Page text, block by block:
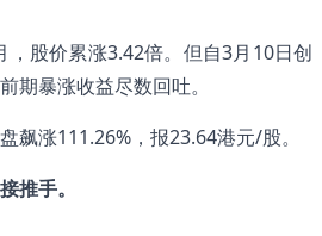
股价累涨3.42倍。但自3月10日创
暴涨收益尽数回吐。
涨111.26%，报23.64港元/股。
推手。